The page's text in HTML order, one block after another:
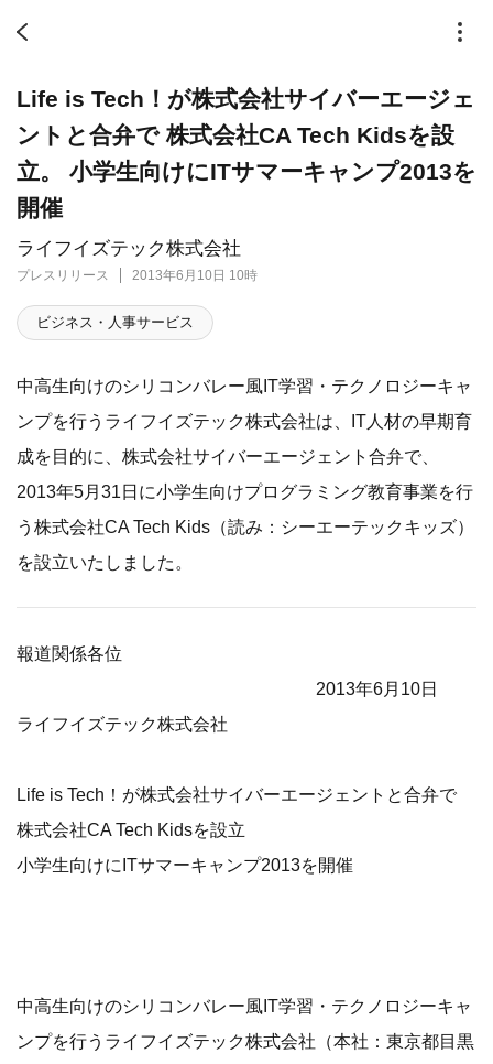
ライフイズテック株式会社
プレスリリース 2013年6月10日 10時
Life is Tech！が株式会社サイバーエージェ
ントと合弁で 株式会社CA Tech Kidsを設
立。 小学生向けにITサマーキャンプ2013を
開催
ビジネス・人事サービス
中高生向けのシリコンバレー風IT学習・テクノロジーキャ
ンプを行うライフイズテック株式会社は、IT人材の早期育
成を目的に、株式会社サイバーエージェント合弁で、
2013年5月31日に小学生向けプログラミング教育事業を行
う株式会社CA Tech Kids（読み：シーエーテックキッズ）
を設立いたしました。
報道関係各位
2013年6月10日
ライフイズテック株式会社
Life is Tech！が株式会社サイバーエージェントと合弁で
株式会社CA Tech Kidsを設立
小学生向けにITサマーキャンプ2013を開催
中高生向けのシリコンバレー風IT学習・テクノロジーキャ
ンプを行うライフイズテック株式会社（本社：東京都目黒